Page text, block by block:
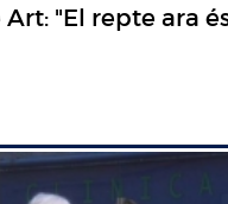
Art: "El repte ara